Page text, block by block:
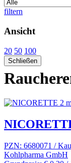
filtern
Ansicht
20 50 100
Schließen
PZN: 6680071 /
Kohlpharma GmbH